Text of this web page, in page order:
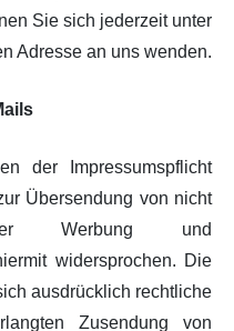
Sie sich jederzeit unter
Adresse an uns wenden.
der Impressumspflicht
Übersendung von nicht
Werbung und
widersprochen. Die
ausdrücklich rechtliche
Zusendung von